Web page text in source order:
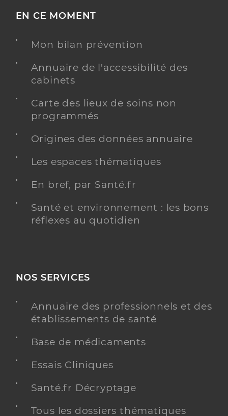
EN CE MOMENT
Mon bilan prévention
Annuaire de l'accessibilité des
cabinets
Carte des lieux de soins non
programmés
Origines des données annuaire
Les espaces thématiques
En bref, par Santé.fr
Santé et environnement : les bons
réflexes au quotidien
NOS SERVICES
Annuaire des professionnels et des
établissements de santé
Base de médicaments
Essais Cliniques
Santé.fr Décryptage
Tous les dossiers thématiques